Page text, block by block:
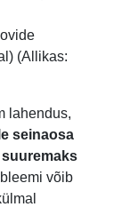
(Allikas:
lahendus,
seinaosa
võib